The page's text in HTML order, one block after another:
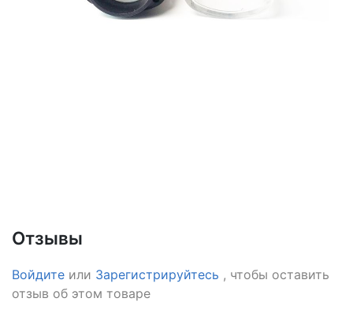
Отзывы
Войдите или Зарегистрируйтесь , чтобы оставить
отзыв об этом товаре